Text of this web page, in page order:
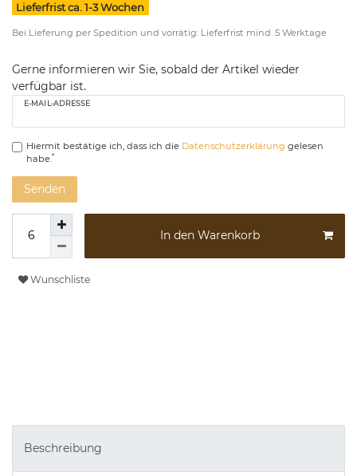
Lieferfrist ca. 1-3 Wochen
Bei Lieferung per Spedition und vorrätig: Lieferfrist mind. 5 Werktage
Gerne informieren wir Sie, sobald der Artikel wieder
verfügbar ist.
E-MAIL-ADRESSE
Hiermit bestätige ich, dass ich die Daten­schutz­erklärung gelesen
habe. *
Senden
In den Warenkorb
Wunschliste
Beschreibung